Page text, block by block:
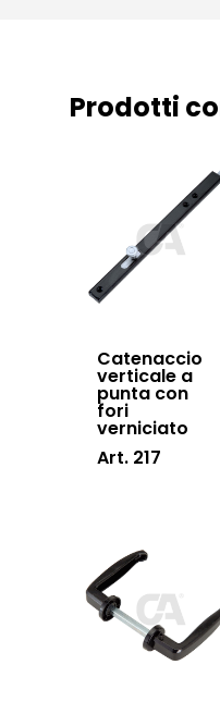
Prodotti
Catenaccio
verticale a
punta con
fori
verniciato
Art. 217